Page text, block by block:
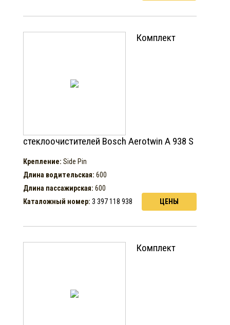
Комплект
стеклоочистителей Bosch Aerotwin A 938 S
Крепление: Side Pin
Длина водительская: 600
Длина пассажирская: 600
Каталожный номер: 3 397 118 938 ЦЕНЫ
Комплект